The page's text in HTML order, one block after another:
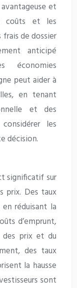
et
coûts et les
de dossier
anticipé
économies
peut aider à
en tenant
et des
les
décision.
significatif sur
prix. Des taux
réduisant la
d’emprunt,
des prix et du
des taux
la hausse
sont